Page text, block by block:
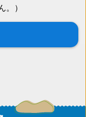
。）